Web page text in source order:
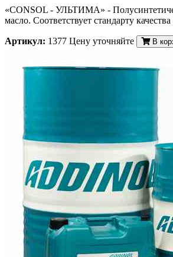
«CONSOL - УЛЬТИМА» -
масло. Соответствует стандарту
Артикул: 1377 Цену уточняйте В